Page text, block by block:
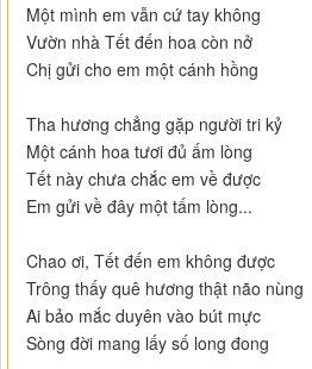
Một mình em vẫn cứ tay không
Vườn nhà Tết đến hoa còn nở
Chị gửi cho em một cánh hồng
Tha hương chẳng gặp người tri kỷ
Một cánh hoa tươi đủ ấm lòng
Tết này chưa chắc em về được
Em gửi về đây một tấm lòng...
Chao ơi, Tết đến em không được
Trông thấy quê hương thật não nùng
Ai bảo mắc duyên vào bút mực
Sòng đời mang lấy số long đong